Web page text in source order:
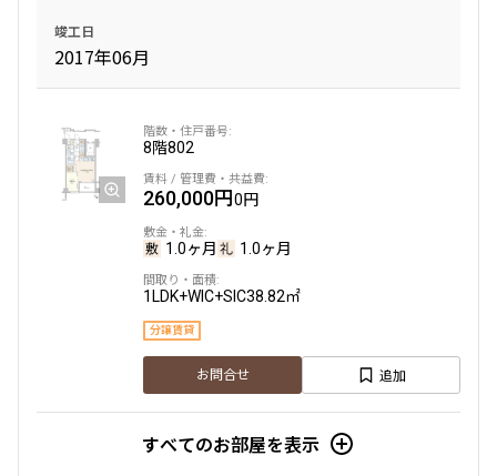
竣工日
2017年06月
8階802
260,000円0円
1.0ヶ月 1.0ヶ月
1LDK+WIC+SIC38.82㎡
分譲賃貸
お問合せ 追加
すべてのお部屋を表示